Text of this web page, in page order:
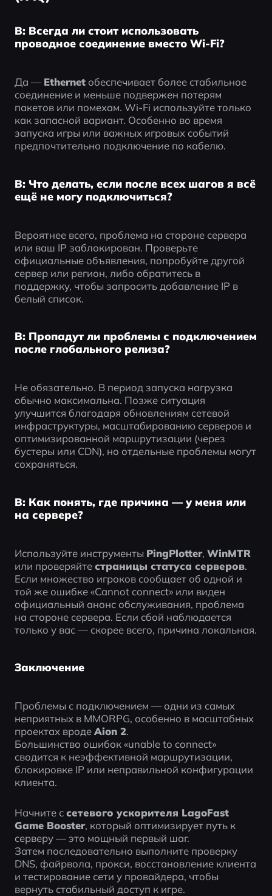
В: Всегда ли стоит использовать
проводное соединение вместо Wi-Fi?
Да — Ethernet обеспечивает более стабильное
соединение и меньше подвержен потерям
пакетов или помехам. Wi-Fi используйте только
как запасной вариант. Особенно во время
запуска игры или важных игровых событий
предпочтительно подключение по кабелю.
В: Что делать, если после всех шагов я всё
ещё не могу подключиться?
Вероятнее всего, проблема на стороне сервера
или ваш IP заблокирован. Проверьте
официальные объявления, попробуйте другой
сервер или регион, либо обратитесь в
поддержку, чтобы запросить добавление IP в
белый список.
В: Пропадут ли проблемы с подключением
после глобального релиза?
Не обязательно. В период запуска нагрузка
обычно максимальна. Позже ситуация
улучшится благодаря обновлениям сетевой
инфраструктуры, масштабированию серверов и
оптимизированной маршрутизации (через
бустеры или CDN), но отдельные проблемы могут
сохраняться.
В: Как понять, где причина — у меня или
на сервере?
Используйте инструменты PingPlotter, WinMTR
или проверяйте страницы статуса серверов.
Если множество игроков сообщает об одной и
той же ошибке «Cannot connect» или виден
официальный анонс обслуживания, проблема
на стороне сервера. Если сбой наблюдается
только у вас — скорее всего, причина локальная.
Заключение
Проблемы с подключением — одни из самых
неприятных в MMORPG, особенно в масштабных
проектах вроде Aion 2.
Большинство ошибок «unable to connect»
сводится к неэффективной маршрутизации,
блокировке IP или неправильной конфигурации
клиента.
Начните с сетевого ускорителя LagoFast
Game Booster, который оптимизирует путь к
серверу — это мощный первый шаг.
Затем последовательно выполните проверку
DNS, файрвола, прокси, восстановление клиента
и тестирование сети у провайдера, чтобы
вернуть стабильный доступ к игре.